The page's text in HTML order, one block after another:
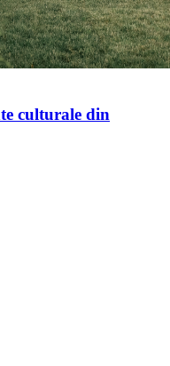
culturale din